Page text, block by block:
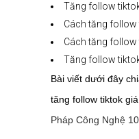
Tăng follow
Cách tăng follow
Cách tăng
Tăng follow
Bài viết dưới đây
tăng follow tiktok
Pháp Công Nghệ